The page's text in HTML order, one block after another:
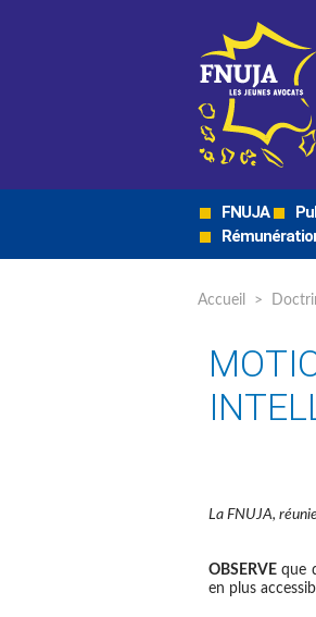
FNUJA
Accueil >
La FNUJA,
OBSERVE que
en plus